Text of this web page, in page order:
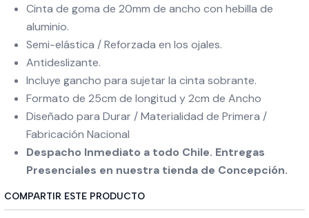
Cinta de goma de 20mm de ancho con hebilla de
aluminio.
Semi-elástica / Reforzada en los ojales.
Antideslizante.
Incluye gancho para sujetar la cinta sobrante.
Formato de 25cm de longitud y 2cm de Ancho
Diseñado para Durar / Materialidad de Primera /
Fabricación Nacional
Despacho Inmediato a todo Chile. Entregas
Presenciales en nuestra tienda de Concepción.
COMPARTIR ESTE PRODUCTO